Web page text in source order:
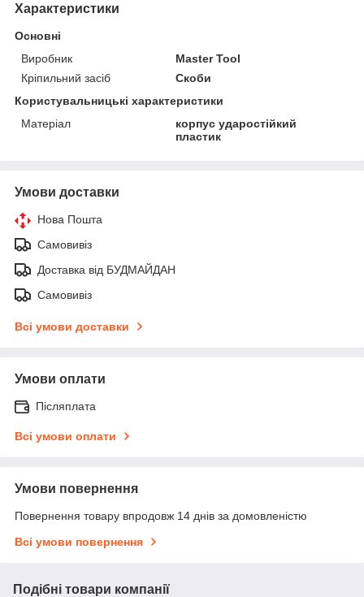
Характеристики
Основні
Виробник
Master Tool
Кріпильний засіб
Скоби
Користувальницькі характеристики
Матеріал
корпус ударостійкий
пластик
Умови доставки
Нова Пошта
Самовивіз
Доставка від БУДМАЙДАН
Самовивіз
Всі умови доставки
Умови оплати
Післяплата
Всі умови оплати
Умови повернення
Повернення товару впродовж 14 днів за домовленістю
Всі умови повернення
Подібні товари компанії